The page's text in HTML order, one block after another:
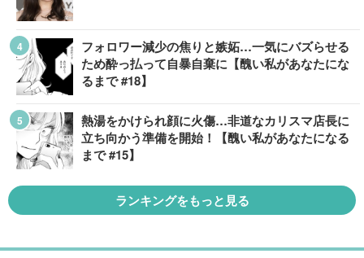
フォロワー減少の焦りと嫉妬…一気にバズらせる
ため酔っ払って自暴自棄に【醜い私があなたにな
るまで #18】
熱湯をかけられ顔に火傷…非道なカリスマ店長に
立ち向かう準備を開始！【醜い私があなたになる
まで #15】
ランキングをもっと見る